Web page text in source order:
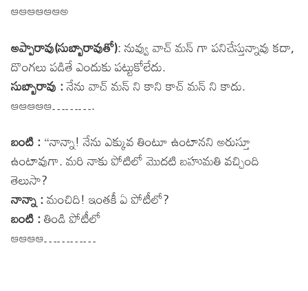
ఆఆఆఆఆఆఅ
అప్పారావు(సుబ్బారావుతో): నువ్వు వాచ్ మన్ గా పనిచేస్తున్నావు కదా,
దొంగలు పడితే ఎందుకు పట్టుకోలేదు.
సుబ్బారావు :నేను వాచ్ మన్ ని కాని కాచ్ మన్ ని కాదు.
ఆఆఆఆఆ……….
బంటి :“నాన్నా! నేను ఎక్కువ తింటూ ఉంటానని అరుస్తూ
ఉంటావుగా. మరి నాకు పోటిలో మొదటి బహుమతి వచ్చింది
తెలుసా?
నాన్నా :మంచిది! ఇంతకీ ఏ పోటీలో?
బంటి :తిండి పోటీలో
ఆఆఆఆ…………